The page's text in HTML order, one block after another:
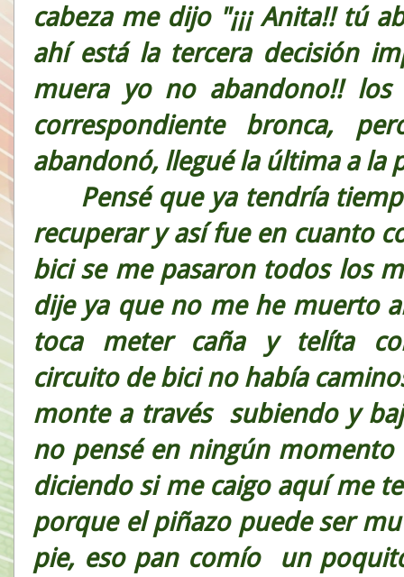
cabeza me dijo "¡¡¡ Anita!! tú
ahí está la tercera decisión
muera yo no abandono!!
correspondiente bronca,
abandonó, llegué la última a la
Pensé que ya tendría
recuperar y así fue en cuanto
bici se me pasaron todos los
dije ya que no me he muerto
toca meter caña y telíta
circuito de bici no había
monte a través subiendo y
no pensé en ningún
diciendo si me caigo aquí me
porque el piñazo puede ser
pie, eso pan comío un